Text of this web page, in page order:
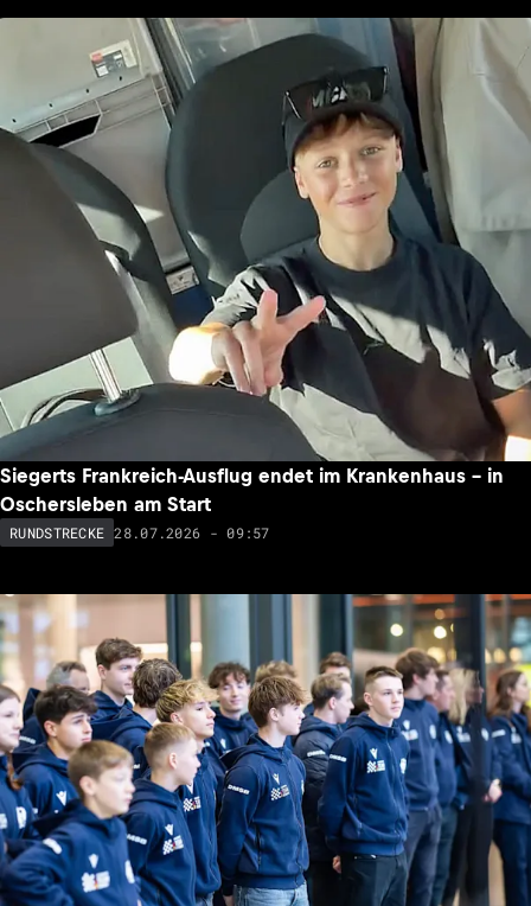
Siegerts Frankreich-Ausflug endet im Krankenhaus – in
Oschersleben am Start
RUNDSTRECKE 28.07.2026 - 09:57